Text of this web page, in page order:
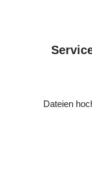
Dateien